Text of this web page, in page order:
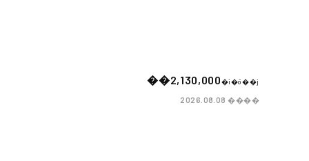
��2,130,000�i�ō��j
2026.08.08����